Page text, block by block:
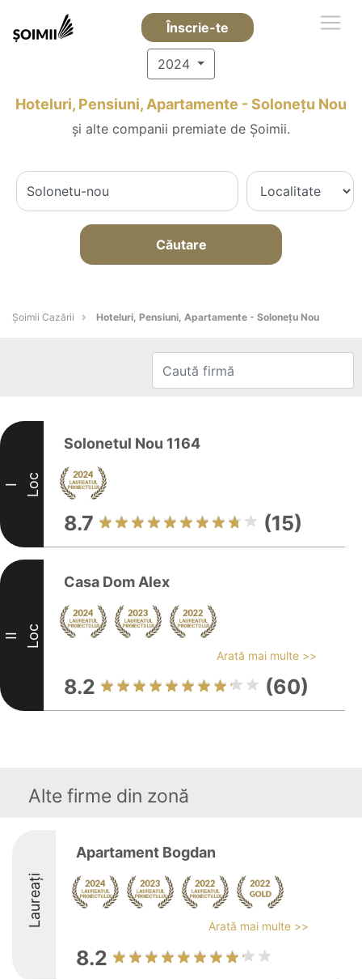
Înscrie-te
2024
Hoteluri, Pensiuni, Apartamente - Soloneţu Nou
și alte companii premiate de Șoimii.
Căutare
Șoimii Cazării Hoteluri, Pensiuni, Apartamente - Soloneţu Nou
I Loc
Solonetul Nou 1164
8.7 (15)
II Loc
Casa Dom Alex
Arată mai multe >>
8.2 (60)
Alte firme din zonă
Laureați
Apartament Bogdan
Arată mai multe >>
8.2